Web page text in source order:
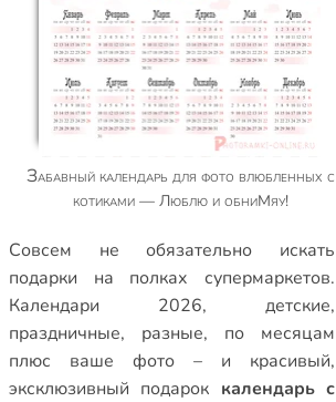
Забавный календарь для фото влюбленных с
котиками — Люблю и обниМяу!
Совсем не обязательно искать
подарки на полках супермаркетов.
Календари 2026,детские,
праздничные, разные, по месяцам
плюс ваше фото – и красивый,
эксклюзивный подарок календарь с